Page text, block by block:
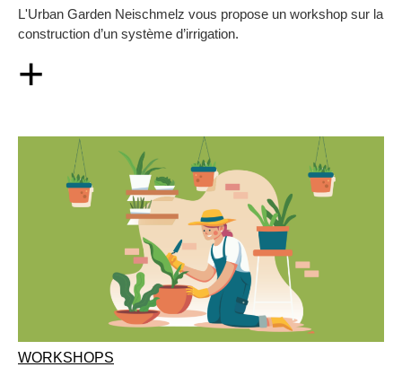
L'Urban Garden Neischmelz vous propose un workshop sur la
construction d’un système d’irrigation.
+
WORKSHOPS